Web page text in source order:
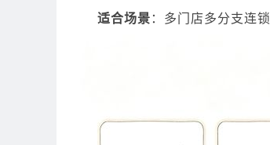
适合场景 ：多门店多分支连